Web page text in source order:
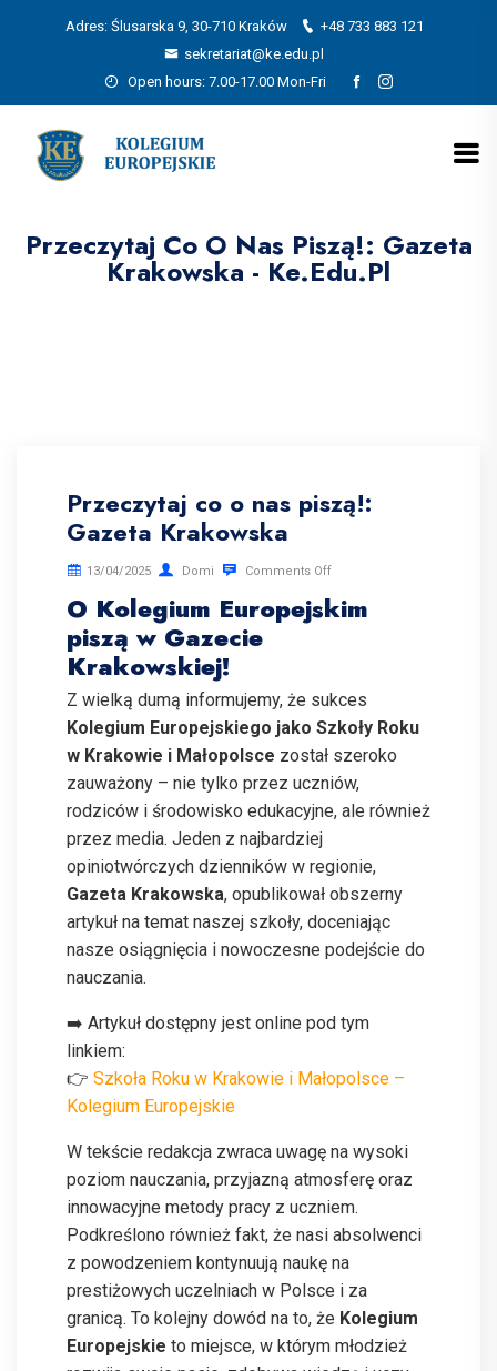
Adres: Ślusarska 9, 30-710 Kraków
+48 733 883 121
sekretariat@ke.edu.pl
Open hours: 7.00-17.00 Mon-Fri
Przeczytaj Co O Nas Piszą!: Gazeta
Krakowska - Ke.edu.pl
Przeczytaj co o nas piszą!:
Gazeta Krakowska
13/04/2025 Domi Comments Off
O Kolegium Europejskim
piszą w Gazecie
Krakowskiej!
Z wielką dumą informujemy, że sukces
Kolegium Europejskiego jako Szkoły Roku
w Krakowie i Małopolsce został szeroko
zauważony – nie tylko przez uczniów,
rodziców i środowisko edukacyjne, ale również
przez media. Jeden z najbardziej
opiniotwórczych dzienników w regionie,
Gazeta Krakowska, opublikował obszerny
artykuł na temat naszej szkoły, doceniając
nasze osiągnięcia i nowoczesne podejście do
nauczania.
➡️ Artykuł dostępny jest online pod tym
linkiem:
👉 Szkoła Roku w Krakowie i Małopolsce –
Kolegium Europejskie
W tekście redakcja zwraca uwagę na wysoki
poziom nauczania, przyjazną atmosferę oraz
innowacyjne metody pracy z uczniem.
Podkreślono również fakt, że nasi absolwenci
z powodzeniem kontynuują naukę na
prestiżowych uczelniach w Polsce i za
granicą. To kolejny dowód na to, że Kolegium
Europejskie to miejsce, w którym młodzież